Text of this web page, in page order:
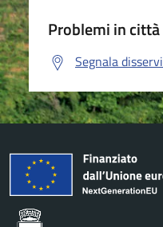
Problemi in città
Segnala